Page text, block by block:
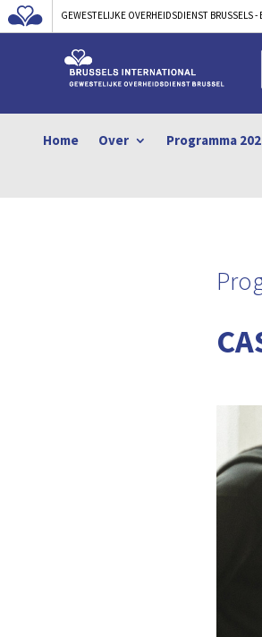
GEWESTELIJKE OVERHEIDSDIENST BRUSSELS -
Home Over Programma